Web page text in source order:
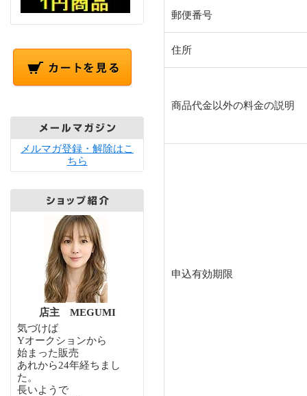
メルマガ登録・解除はこ
ちら
店主 MEGUMI
気づけば
Yオークションから
始まった販売
あれから24年経ちまし
た。
長いようで
郵便番号
住所
商品代金以外の料金の説明
申込有効期限